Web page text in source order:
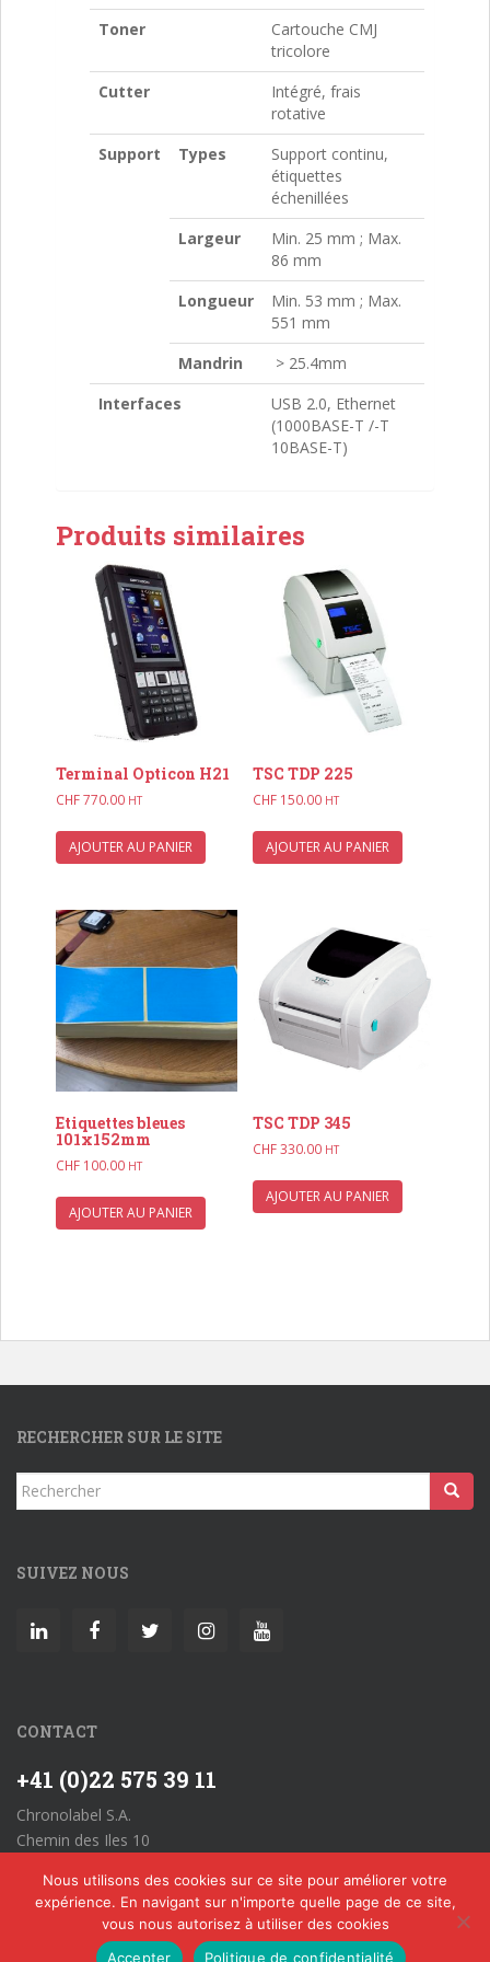
Toner
Cartouche CMJ
tricolore
Cutter
Intégré, frais
rotative
Support
Types
Support continu,
étiquettes
échenillées
Largeur
Min. 25 mm ; Max.
86 mm
Longueur
Min. 53 mm ; Max.
551 mm
Mandrin
> 25.4mm
Interfaces
USB 2.0, Ethernet
(1000BASE-T /-T
10BASE-T)
Produits similaires
Terminal Opticon H21
CHF770.00 HT
AJOUTER AU PANIER
TSC TDP 225
CHF150.00 HT
AJOUTER AU PANIER
Etiquettes bleues
101x152mm
CHF 100.00 HT
AJOUTER AU PANIER
TSC TDP 345
CHF330.00 HT
AJOUTER AU PANIER
RECHERCHER SUR LE SITE
Rechercher...
SUIVEZ NOUS
CONTACT
+41 (0)22 575 39 11
Chronolabel S.A.
Chemin des Iles 10
Allgemeine Geschäftsbedingungen
Nous utilisons des cookies sur ce site pour améliorer votre
expérience. En navigant sur n'importe quelle page de ce site,
vous nous autorisez à utiliser des cookies
Accepter
Politique de confidentialité